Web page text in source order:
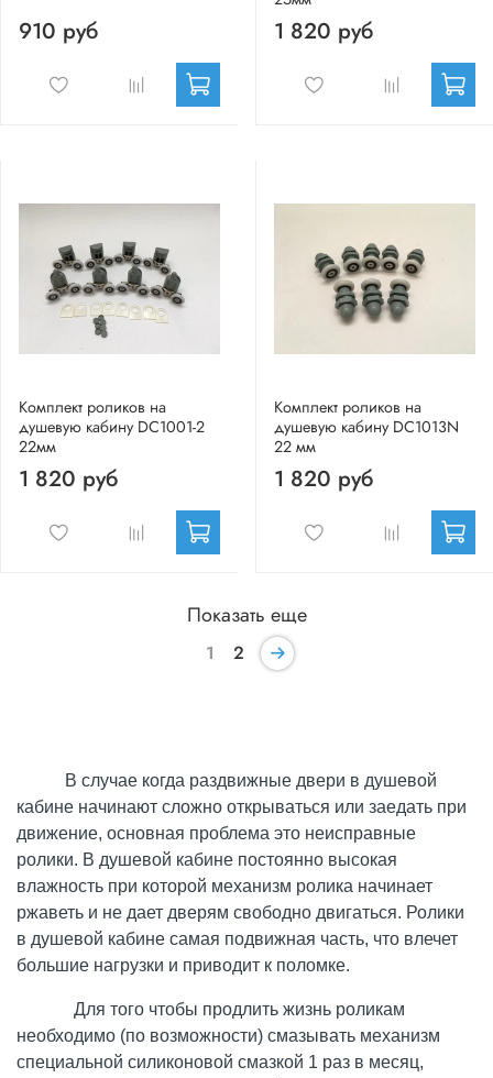
910 руб 1 820 руб
Комплект роликов на
душевую кабину DC1001-2
22мм
1 820 руб
Комплект роликов на
душевую кабину DC1013N
22 мм
1 820 руб
Показать еще
1 2
В случае когда раздвижные двери в душевой
кабине начинают сложно открываться или заедать при
движение, основная проблема это неисправные
ролики. В душевой кабине постоянно высокая
влажность при которой механизм ролика начинает
ржаветь и не дает дверям свободно двигаться. Ролики
в душевой кабине самая подвижная часть, что влечет
большие нагрузки и приводит к поломке.
Для того чтобы продлить жизнь роликам
необходимо (по возможности) смазывать механизм
специальной силиконовой смазкой 1 раз в месяц,